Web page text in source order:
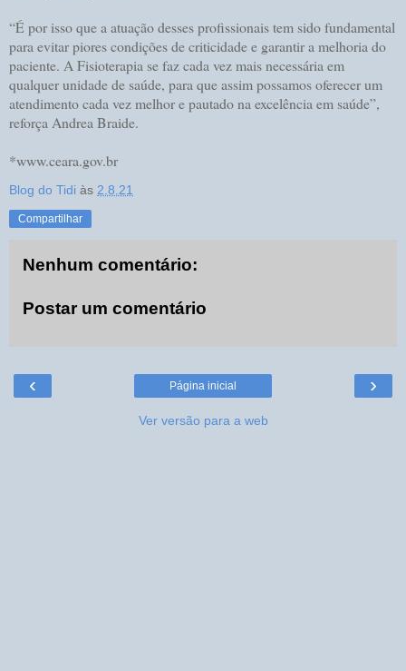
“É por isso que a atuação desses profissionais tem sido fundamental
para evitar piores condições de criticidade e garantir a melhoria do
paciente. A Fisioterapia se faz cada vez mais necessária em
qualquer unidade de saúde, para que assim possamos oferecer um
atendimento cada vez melhor e pautado na excelência em saúde”,
reforça Andrea Braide.
*www.ceara.gov.br
Blog do Tidi às 2.8.21
Compartilhar
Nenhum comentário:
Postar um comentário
‹ ›
Página inicial
Ver versão para a web